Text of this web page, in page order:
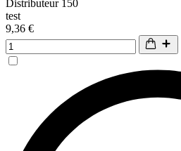
Distributeur 150
test
9,36 €